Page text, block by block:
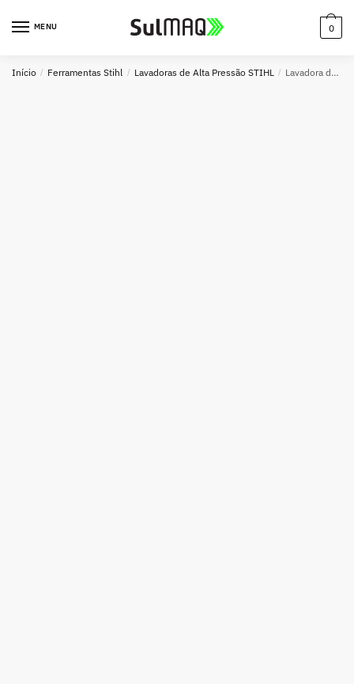
MENU 0
Início / Ferramentas Stihl / Lavadoras de Alta Pressão STIHL / Lavadora de Alta Pressão STIHL RE 110 PLUS 220V